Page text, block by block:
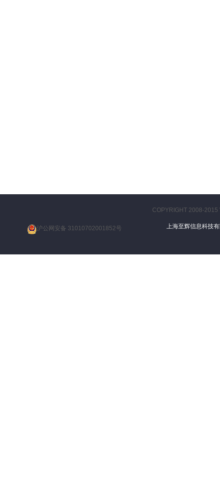
COPYRIGHT 2008-2015
上海至辉信息科技
沪公网安备 31010702001852号